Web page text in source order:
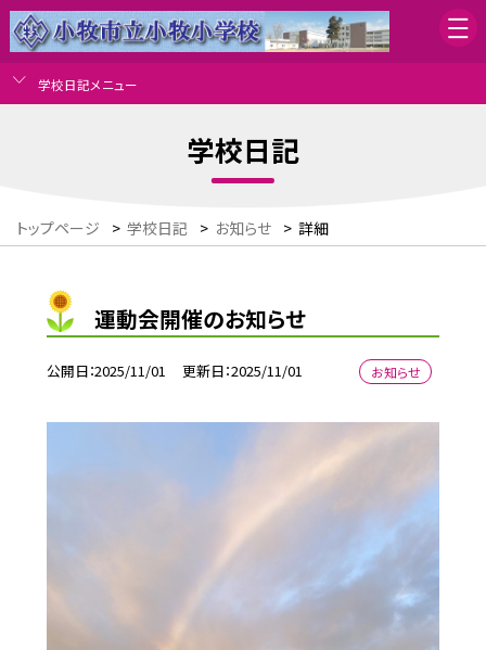
学校日記メニュー
学校日記
トップページ > 学校日記 > お知らせ > 詳細
運動会開催のお知らせ
公開日 2025/11/01 更新日 2025/11/01 お知らせ